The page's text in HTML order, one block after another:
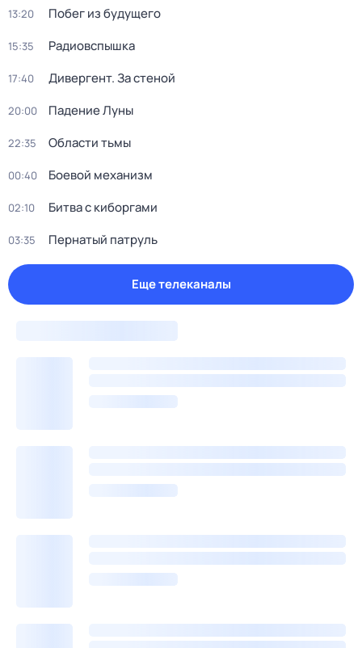
13:20 Побег из будущего
15:35 Радиовспышка
17:40 Дивергент. За стеной
20:00 Падение Луны
22:35 Области тьмы
00:40 Боевой механизм
02:10 Битва с киборгами
03:35 Пернатый патруль
Еще телеканалы